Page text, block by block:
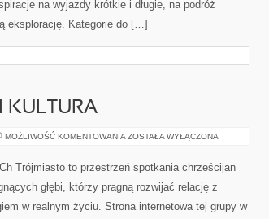
na wyjazdy krótkie i długie, na podróż
eksplorację. Kategorie do […]
KULTURA
MOŻLIWOŚĆ KOMENTOWANIA LOKALNE
KULTURA
ZOSTAŁA WYŁĄCZONA
Trójmiasto to przestrzeń spotkania chrześcijan
głębi, którzy pragną rozwijać relację z
w realnym życiu. Strona internetowa tej grupy w